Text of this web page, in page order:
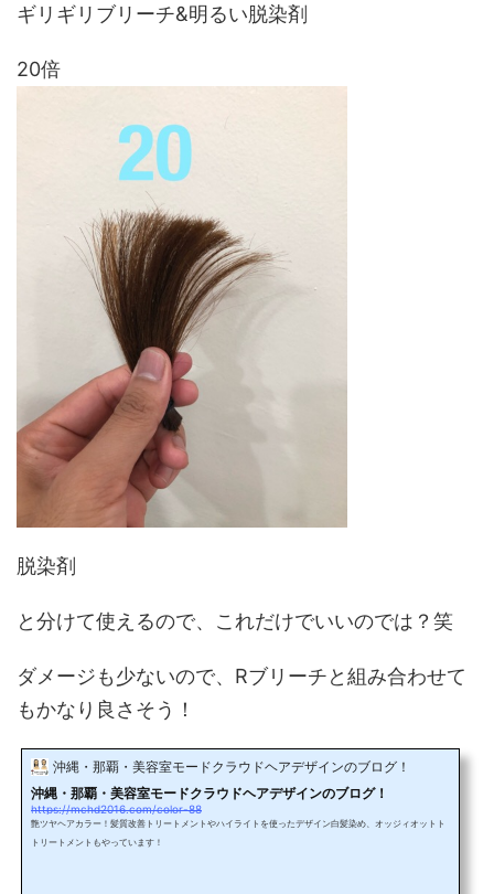
ギリギリブリーチ&明るい脱染剤
20倍
脱染剤
と分けて使えるので、これだけでいいのでは？笑
ダメージも少ないので、Rブリーチと組み合わせて
もかなり良さそう！
沖縄・那覇・美容室モードクラウドヘアデザインのブログ！
沖縄・那覇・美容室モードクラウドヘアデザインのブログ！
https://mchd2016.com/color-88
艶ツヤヘアカラー！髪質改善トリートメントやハイライトを使ったデザイン白髪染め、オッジィオットト
トリートメントもやっています！